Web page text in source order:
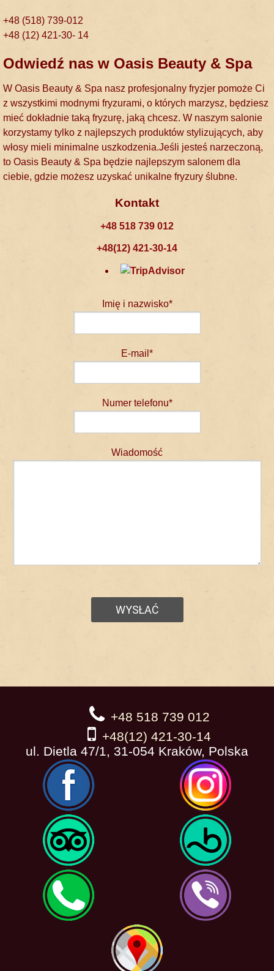
+48 (518) 739-012
+48 (12) 421-30- 14
Odwiedź nas w Oasis Beauty & Spa
W Oasis Beauty & Spa nasz profesjonalny fryzjer pomoże Ci
z wszystkimi modnymi fryzurami, o których marzysz, będziesz
mieć dokładnie taką fryzurę, jaką chcesz. W naszym salonie
korzystamy tylko z najlepszych produktów stylizujących, aby
włosy mieli minimalne uszkodzenia.Jeśli jesteś narzeczoną,
to Oasis Beauty & Spa będzie najlepszym salonem dla
ciebie, gdzie możesz uzyskać unikalne fryzury ślubne.
Kontakt
+48 518 739 012
+48(12) 421-30-14
Imię i nazwisko*
E-mail*
Numer telefonu*
Wiadomość
+48 518 739 012
+48(12) 421-30-14
ul. Dietla 47/1, 31-054 Kraków, Polska